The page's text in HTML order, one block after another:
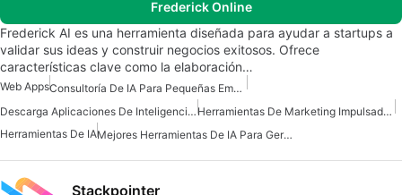
Frederick Online
Frederick AI es una herramienta diseñada para ayudar a startups a
validar sus ideas y construir negocios exitosos. Ofrece
características clave como la elaboración…
Web Apps
Consultoría De IA Para Pequeñas Empresas
Descarga Aplicaciones De Inteligencia Artificial (IA)
Herramientas De Marketing Impulsadas Por IA
Herramientas De IA
Mejores Herramientas De IA Para Gerentes De Producto
Stackpointer